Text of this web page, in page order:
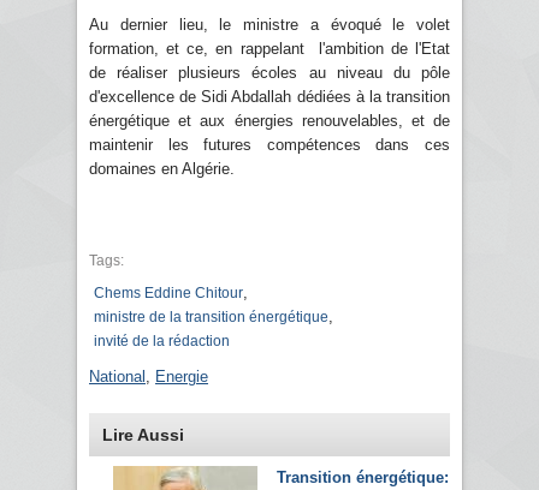
Au dernier lieu, le ministre a évoqué le volet
formation, et ce, en rappelant l'ambition de l'Etat
de réaliser plusieurs écoles au niveau du pôle
d'excellence de Sidi Abdallah dédiées à la transition
énergétique et aux énergies renouvelables, et de
maintenir les futures compétences dans ces
domaines en Algérie.
Tags:
Chems Eddine Chitour
ministre de la transition énergétique
invité de la rédaction
National Energie
Lire Aussi
Transition énergétique: